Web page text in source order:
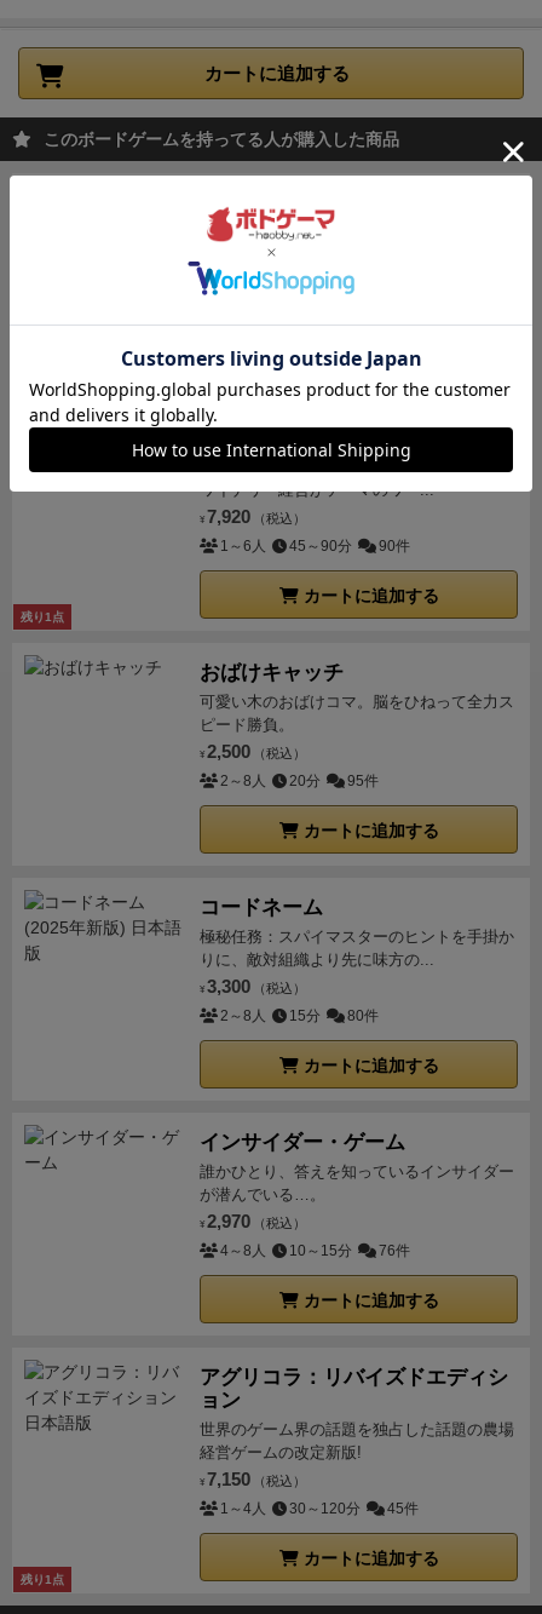
並べる。………………………………………進め方1・
じゃんけんをして勝った人から時計回り順に、2枚の
ら、自分のものにできる。・さらに続けてめくること
ができる。3・違うカードだったら、あった場所に伏
せて戻し、次の人がめくる。
………………………………………
ードがなくなったら終了。・手持ちカードが多い人の
・ただし「おばば」は1枚を2枚分として数え
「ババ抜き」的な遊びです。【プレイ人数】 3〜6人
【プレイ時間】 5〜10分【対象年齢】 6歳〜
………………………………………準備・おばばを1枚
だけ抜き、残りの37枚のカードを、裏返しのまま全員
各自手持ちのカードで同じカードが2枚あったら、場
・場に出たカードが合っているか全員で確認
し、間違った人はペナルティとして、おばばのマネを
・じゃんけんをして勝った人から時計回り順
揃ったら場に出していく。・間違って出した人は、ペ
ナルティとして、おばばのマネをする。
………………………………………
カードがなくなった人からあがり。
ードを持っている人が負け。
カートに追加する
このボードゲームを持ってる人が購入した商品
キングドミノ
欲しいタイルを手に入れて、森や海、草原の
広がる自分の王国を広げよう！
¥ 3,300（税込）
カートに追加する
残り1点
ワイナリーの四季
あなたの手でワイナリーを復興させよう！
ワイナリー経営がテーマのワー...
¥ 7,920 （税込）
1～6人 45～90分 90件
カートに追加する
おばけキャッチ
可愛い木のおばけコマ。脳をひねって全力ス
ピード勝負。
¥ 2,500 （税込）
2～8人 20分 95件
カートに追加する
コードネーム
極秘任務：スパイマスターのヒントを手掛か
りに、敵対組織より先に味方の...
¥ 3,300 （税込）
2～8人 15分 80件
カートに追加する
インサイダー・ゲーム
誰かひとり、答えを知っているインサイダー
が潜んでいる…。
¥ 2,970 （税込）
4～8人 10～15分 76件
カートに追加する
残り1点
アグリコラ：リバイズドエディシ
ョン
世界のゲーム界の話題を独占した話題の農場
経営ゲームの改定新版!
¥ 7,150 （税込）
1～4人 30～120分 45件
カートに追加する